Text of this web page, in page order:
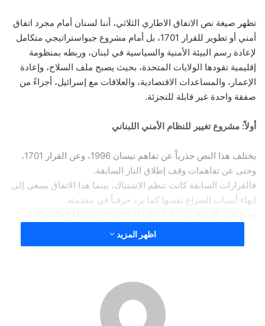
تظهر صيغة نص الاتفاق الاطاري الثلاثي، أننا لسنان أمام مجرد اتفاق
أمني أو تطوير للقرار 1701، بل أمام مشروع جيواستراتيجي متكامل
لإعادة رسم البيئة الأمنية والسياسية في لبنان، وربطه بمنظومة
إقليمية تقودها الولايات المتحدة، بحيث يصبح ملف السلاح، وإعادة
الإعمار، والمساعدات الاقتصادية، والعلاقات مع إسرائيل، أجزاءً من
صفقة واحدة غير قابلة للتجزئة.
أولاً: مشروع تغيير للنظام الأمني اللبناني
يختلف هذا النص جذرياً عن تفاهم نيسان 1996، وعن القرار 1701،
وحتى عن تفاهمات وقف إطلاق النار السابقة.
فالقرارات السابقة كانت تنظم الاشتباك، بينما هذا الاتفاق يسعى إلى
إنهاء أسباب الصراع نفسها كما يرد حرفياً في مقدمته.
ينقل لبنان من حالة “الهدنة الدائمة” مع إسرائيل إلى مسار سلام
يكاد النص بأكمله يدور حول محور واحد:
اظهر المزيد